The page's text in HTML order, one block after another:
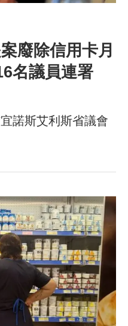
廢除信用卡月
名議員連署
諾斯艾利斯省議會